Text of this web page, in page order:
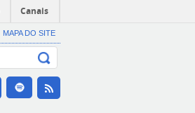
Canais
MAPA DO SITE